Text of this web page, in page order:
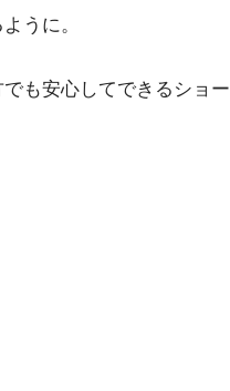
うに。
も安心してできるショー